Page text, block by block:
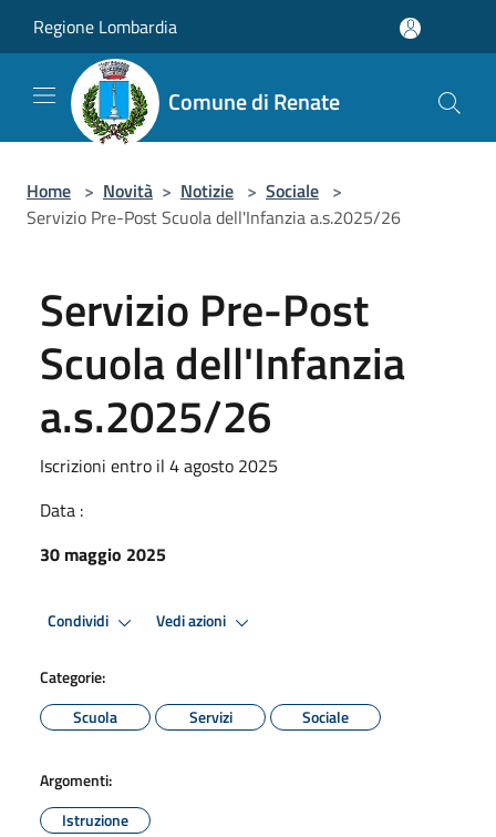
Regione Lombardia
Comune di Renate
Home > Novità > Notizie > Sociale >
Servizio Pre-Post Scuola dell'Infanzia a.s.2025/26
Servizio Pre-Post
Scuola dell'Infanzia
a.s.2025/26
Iscrizioni entro il 4 agosto 2025
Data :
30 maggio 2025
Condividi Vedi azioni
Categorie:
Scuola
Servizi Sociale
Argomenti:
Istruzione